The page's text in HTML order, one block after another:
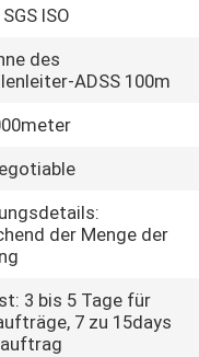
ISO
des
ADSS 100m
der Menge der
3 bis 5 Tage für
7 zu 15days